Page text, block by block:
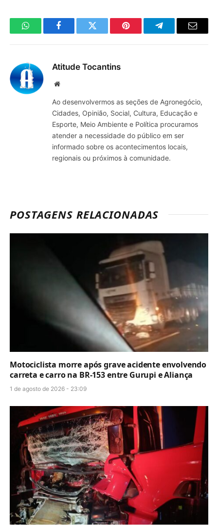
WhatsAppFacebookTwitter Pinterest TelegramaE-
Atitude Tocantins
Site
Ao desenvolvermos as seções de Agronegócio,
Cidades, Opinião, Social, Cultura, Educação e
Esporte, Meio Ambiente e Política procuramos
atender a necessidade do público em ser
informado sobre os acontecimentos locais,
regionais ou próximos à comunidade.
POSTAGENS RELACIONADAS
Motociclista morre após grave acidente envolvendo
carreta e carro na BR-153 entre Gurupi e Aliança
1 de agosto de 2026 - 23:09